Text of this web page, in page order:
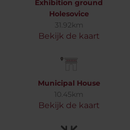
Exhibition ground
Holesovice
31.92km
Bekijk de kaart
Municipal House
10.45km
Bekijk de kaart